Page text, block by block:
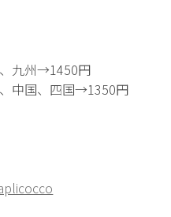
九州→1450円
中国、四国→1350円